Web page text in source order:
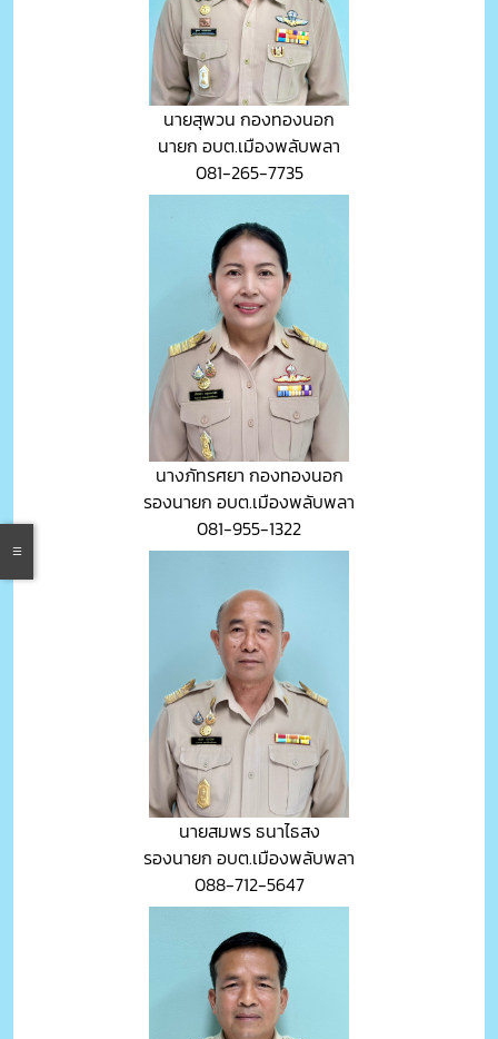
นายสุพวน กองทองนอก
นายก อบต.เมืองพลับพลา
081-265-7735
นางภัทรศยา กองทองนอก
รองนายก อบต.เมืองพลับพลา
081-955-1322
นายสมพร ธนาไธสง
รองนายก อบต.เมืองพลับพลา
088-712-5647